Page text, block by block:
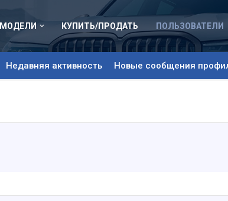
МОДЕЛИ КУПИТЬ/ПРОДАТЬ ПОЛЬЗОВАТЕЛИ
Недавняя активность Новые сообщения